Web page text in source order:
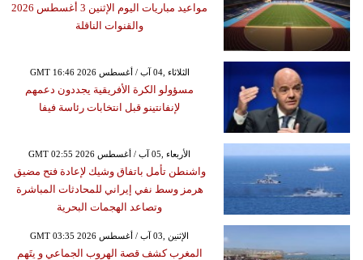
مواعيد مباريات اليوم الإثنين 3 أغسطس 2026
والقنوات الناقلة
GMT 16:46 2026 الثلاثاء ,04 آب / أغسطس
مسؤولو الكرة الأفريقية يجددون دعمهم
لإنفانتينو قبل انتخابات رئاسة فيفا
GMT 02:55 2026 الأربعاء ,05 آب / أغسطس
واشنطن تأمل باتفاق وشيك لإعادة فتح مضيق
هرمز وسط نفي إيراني للمحادثات المباشرة
وتصاعد الهجمات البحرية
GMT 03:35 2026 الإثنين ,03 آب / أغسطس
المغرب كشف قصة الهروب الجماعي و يتَهم